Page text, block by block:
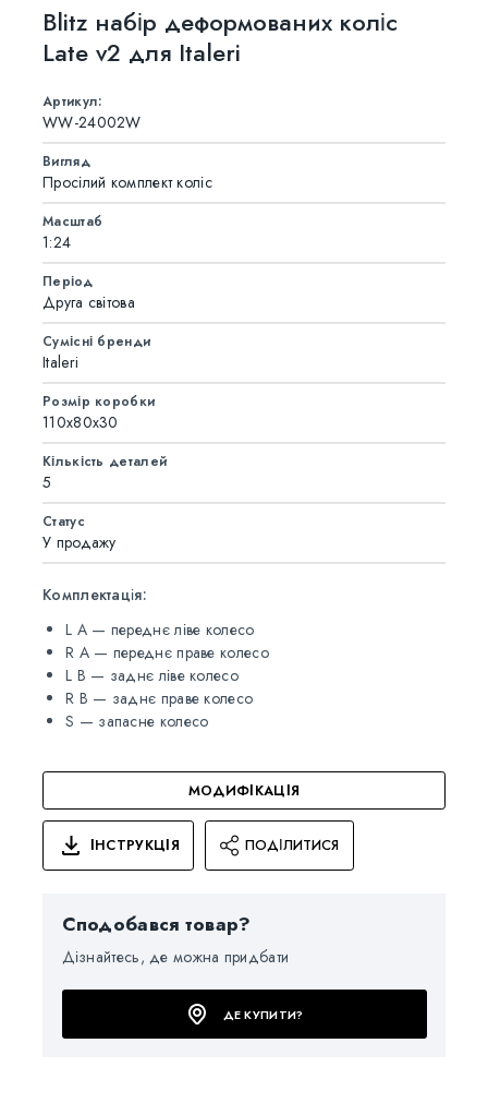
Blitz набір деформованих коліс
Late v2 для Italeri
Артикул:
WW-24002W
Вигляд
Просілий комплект коліс
Масштаб
1:24
Період
Друга світова
Сумісні бренди
Italeri
Розмір коробки
110x80x30
Кількість деталей
5
Статус
У продажу
Комплектація:
L A — переднє ліве колесо
R A — переднє праве колесо
L B — заднє ліве колесо
R B — заднє праве колесо
S — запасне колесо
МОДИФІКАЦІЯ
ІНСТРУКЦІЯ ПОДІЛИТИСЯ
Сподобався товар?
Дізнайтесь, де можна придбати
ДЕ КУПИТИ?